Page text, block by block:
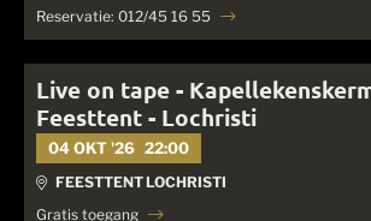
Reservatie: 012/45 16 55
Live on tape -
Feesttent - Lochristi
04 OKT '26 22:00
FEESTTENT LOCHRISTI
Gratis toegang